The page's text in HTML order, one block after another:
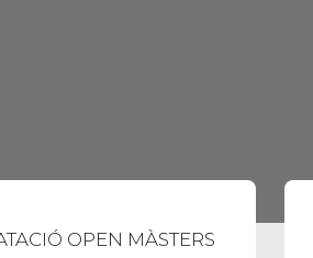
OPEN MÀSTERS